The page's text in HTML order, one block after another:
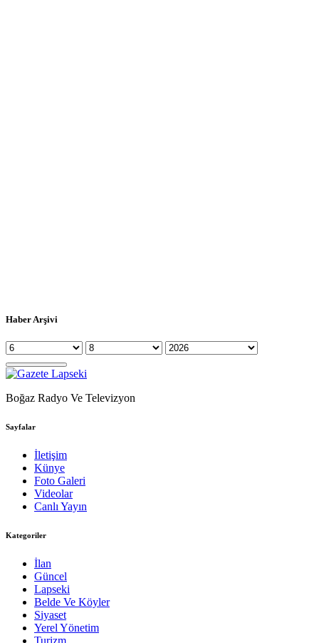
Haber Arşivi
Boğaz Radyo Ve Televizyon
Sayfalar
İletişim
Künye
Foto Galeri
Videolar
Canlı Yayın
Kategoriler
İlan
Güncel
Lapseki
Belde Ve Köyler
Siyaset
Yerel Yönetim